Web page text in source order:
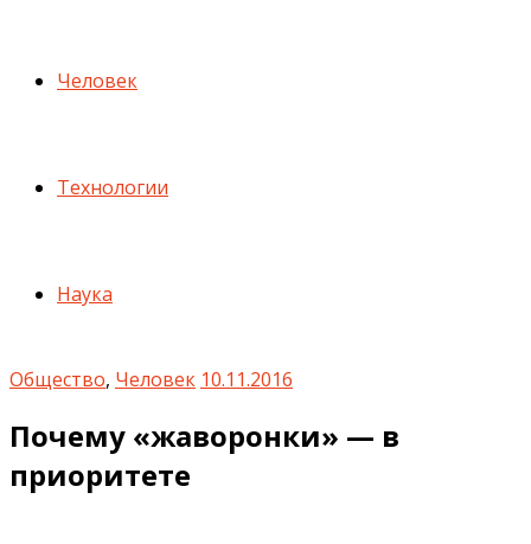
Человек
Технологии
Наука
Общество, Человек 10.11.2016
Почему «жаворонки» — в
приоритете